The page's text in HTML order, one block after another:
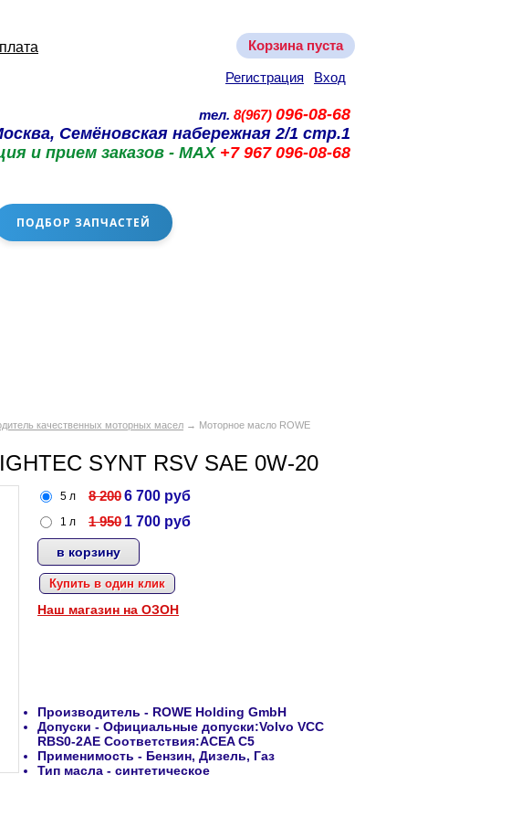
Корзина пуста
Регистрация Вход
тел. 8(967) 096-08-68
Семёновская набережная 2/1 стр.1
и прием заказов - MAX +7 967 096-08-68
ПОДБОР ЗАПЧАСТЕЙ
качественных моторных масел → Моторное масло ROWE
SYNT RSV SAE 0W-20
5 л 8 2006 700 руб
1 л 1 950 1 700 руб
Купить в один клик
Наш магазин на ОЗОН
Производитель - ROWE Holding GmbH
Допуски - Официальные допуски:Volvo VCC
RBS0-2AE Соответствия:ACEA C5
Применимость - Бензин, Дизель, Газ
Тип масла - синтетическое